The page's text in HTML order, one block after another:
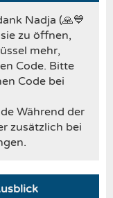
Nadja (🙏💙
zu öffnen,
mehr,
Code. Bitte
Code bei
Während der
zusätzlich bei